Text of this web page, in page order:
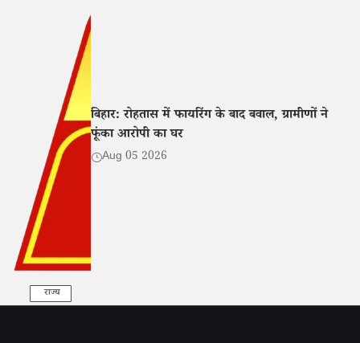
राज्य
बिहार: रोहतास में फायरिंग के बाद बवाल, ग्रामीणों ने
फूंका आरोपी का घर
Aug 05 2026